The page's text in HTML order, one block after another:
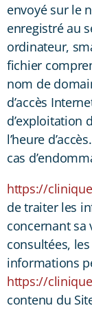
envoyé sur le
enregistré au
ordinateur,
fichier
nom de
d’accès
d’exploitation
l’heure
cas
https://
de traiter les
concernant sa
consultées,
informations
https://
contenu du